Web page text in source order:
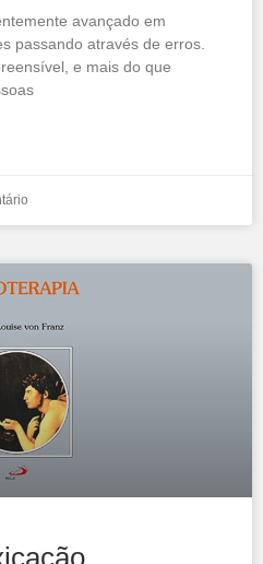
avançado em
passando através de erros.
e mais do que